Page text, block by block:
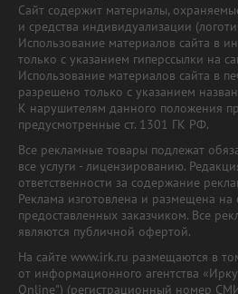
Сайт содержит материалы,
и средства индивидуализации
Использование материалов сайта в
только с указанием гиперссылки на
Использование материалов сайта в
разрешено только с указанием
К нарушителям данного положения
предусмотренные ст. 1301 ГК РФ.
Все рекламные товары подлежат
все услуги - лицензированию.
ответственности за содержание
Реклама изготовлена и размещена на
предоставленных заказчиком. Все
являются публичной офертой.
На сайте www.irk.ru размещаются в
от информационного агентства
Online") (регистрационный номер